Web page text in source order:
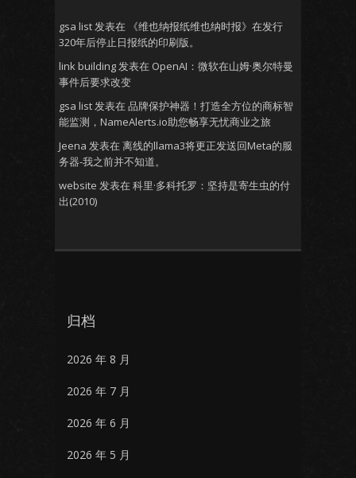
gsa list发表在
《维也纳报纸维也纳时报》在发行
320年后停止日报纸的印刷版。
link building发表在 OpenAI：微软在山姆·奥尔特曼
事件后要求改变
gsa list发表在 品牌保护神器！打造全方位的商标智
能监测，NameAlerts.io助您畅享无忧商业之旅
Jeena 发表在 离线的llama3将更正发送回Meta的服
务器-我之前并不知道。
website 发表在 科里·多科托罗：坚持是寄生虫的付
出(2010)
归档
2026 年 8 月
2026 年 7 月
2026 年 6 月
2026 年 5 月